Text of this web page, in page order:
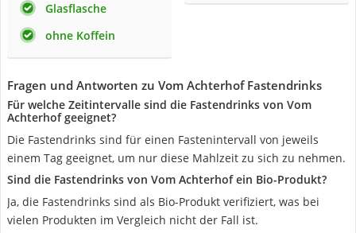
Glasflasche
ohne Koffein
Fragen und Antworten zu Vom Achterhof Fastendrinks
Für welche Zeitintervalle sind die Fastendrinks von Vom
Achterhof geeignet?
Die Fastendrinks sind für einen Fastenintervall von jeweils
einem Tag geeignet, um nur diese Mahlzeit zu sich zu nehmen.
Sind die Fastendrinks von Vom Achterhof ein Bio-Produkt?
Ja, die Fastendrinks sind als Bio-Produkt verifiziert, was bei
vielen Produkten im Vergleich nicht der Fall ist.